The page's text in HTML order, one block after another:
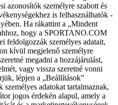
azonosítók személyre szabott és
is felhasználhatók -
Ha rákattint a „Mindent
hogy a SPORTANO.COM
feldolgozzák személyes adatait,
kívül megjelenő személyre
megadni a hozzájárulást,
vagy vissza szeretné vonni
lépjen a „Beállítások”
adatokat tartalmaznak,
jogos érdekén alapul, amely a